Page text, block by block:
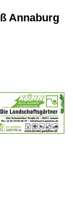
Annaburg